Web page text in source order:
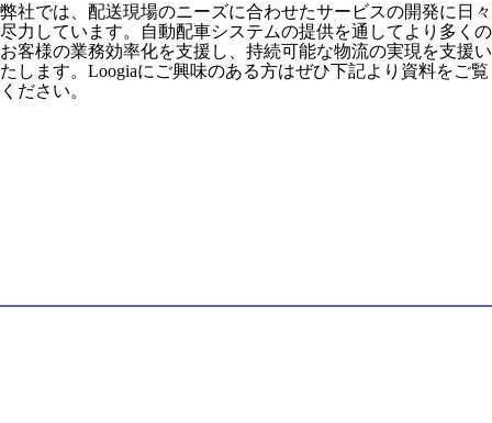
弊社では、配送現場のニーズに合わせたサービスの開発に日々
尽力しています。自動配車システムの提供を通してより多くの
お客様の業務効率化を支援し、持続可能な物流の実現を支援い
たします。Loogiaにご興味のある方はぜひ下記より資料をご覧
ください。